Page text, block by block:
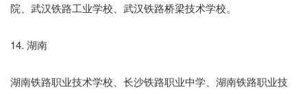
院、武汉铁路工业学校、武汉铁路桥梁技术学校。
14. 湖南
湖南铁路职业技术学校、长沙铁路职业中学、湖南铁路职业技